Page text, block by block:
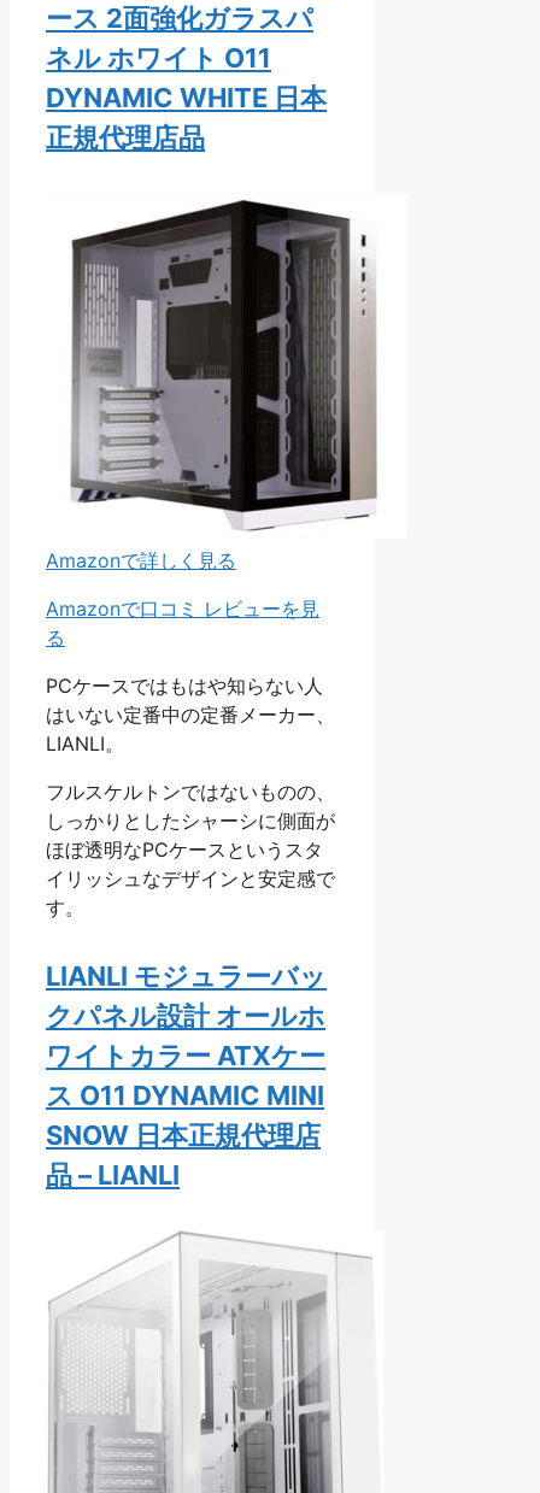
ース 2面強化ガラスパ
ネル ホワイト O11
DYNAMIC WHITE 日本
正規代理店品
Amazonで詳しく見る
Amazonで口コミ レビューを見
る
PCケースではもはや知らない人
はいない定番中の定番メーカー、
LIANLI。
フルスケルトンではないものの、
しっかりとしたシャーシに側面が
ほぼ透明なPCケースというスタ
イリッシュなデザインと安定感で
す。
LIANLI モジュラーバッ
クパネル設計 オールホ
ワイトカラー ATXケー
ス O11 DYNAMIC MINI
SNOW 日本正規代理店
品 – LIANLI